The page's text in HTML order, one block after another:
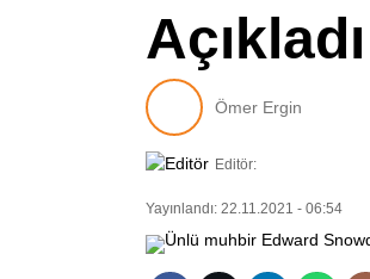
Açıkladı
Ömer Ergin
Editör:
Yayınlandı: 22.11.2021 - 06:54